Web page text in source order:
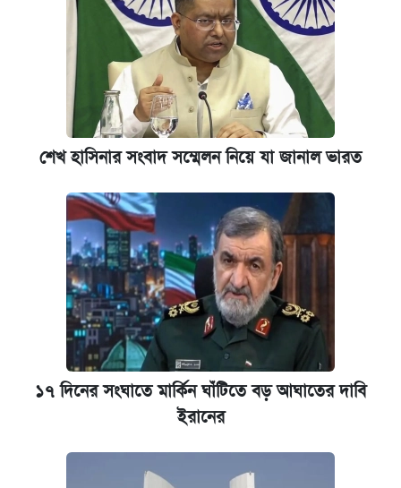
যুক্তরাষ্ট্র থেকে আরও ২৩ বাংলাদেশিকে দেশে
ফেরত পাঠানো হলো
শেখ হাসিনার সংবাদ সম্মেলন নিয়ে যা জানাল ভারত
১৭ দিনের সংঘাতে মার্কিন ঘাঁটিতে বড় আঘাতের দাবি
ইরানের